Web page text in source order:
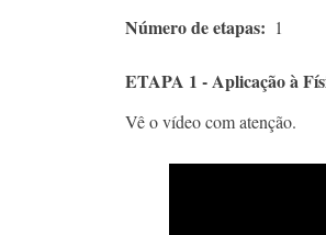
Número de etapas 1
ETAPA 1 - Aplicação à
Vê o vídeo com atenção.